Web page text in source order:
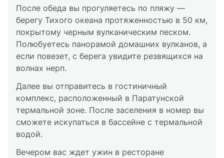
После обеда вы прогуляетесь по пляжу —
берегу Тихого океана протяженностью в 50 км,
покрытому черным вулканическим песком.
Полюбуетесь панорамой домашних вулканов, а
если повезет, с берега увидите резвящихся на
волнах нерп.
Далее вы отправитесь в гостиничный
комплекс, расположенный в Паратунской
термальной зоне. После заселения в номер вы
сможете искупаться в бассейне с термальной
водой.
Вечером вас ждет ужин в ресторане